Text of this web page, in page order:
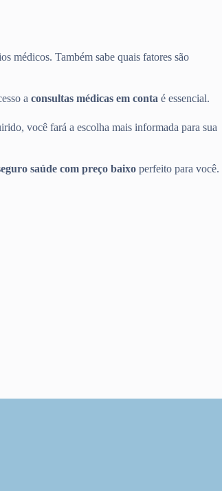
médicos. Também sabe quais fatores são
a consultas médicas em conta é essencial.
você fará a escolha mais informada para sua
saúde com preço baixo perfeito para você.